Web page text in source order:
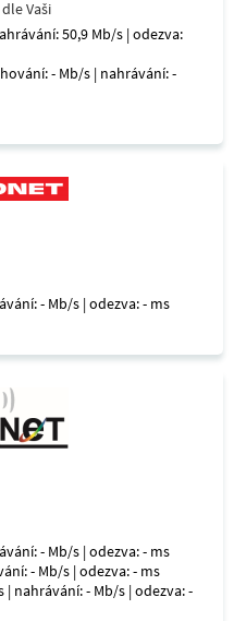
Vaši
50,9 Mb/s | odezva:
- Mb/s | nahrávání: -
- Mb/s | odezva: - ms
- Mb/s | odezva: - ms
- Mb/s | odezva: - ms
| nahrávání: - Mb/s | odezva: -